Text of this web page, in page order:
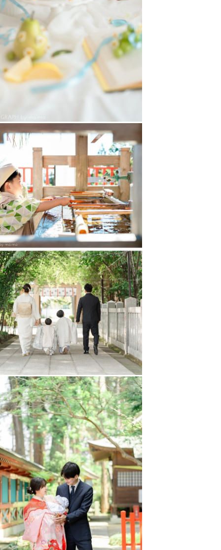
場合には差額分をお願いしてま